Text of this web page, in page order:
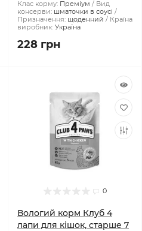
Клас корму: Преміум
Вид
консерви: шматочки в соусі
Призначення: щоденний
Країна
виробник: Україна
228 грн
0
Вологий корм Клуб 4
лапи для кішок, старше 7